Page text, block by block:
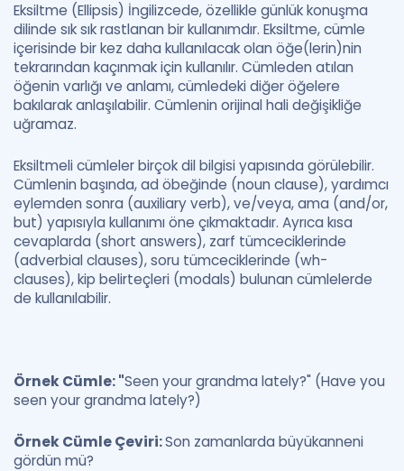
İngilizce Gramer
Eksiltme (Ellipsis) İngilizcede, özellikle günlük konuşma
dilinde sık sık rastlanan bir kullanımdır. Eksiltme, cümle
içerisinde bir kez daha kullanılacak olan öğe(lerin)nin
tekrarından kaçınmak için kullanılır. Cümleden atılan
öğenin varlığı ve anlamı, cümledeki diğer öğelere
bakılarak anlaşılabilir. Cümlenin orijinal hali değişikliğe
uğramaz.
Eksiltmeli cümleler birçok dil bilgisi yapısında görülebilir.
Cümlenin başında, ad öbeğinde (noun clause), yardımcı
eylemden sonra (auxiliary verb), ve/veya, ama (and/or,
but) yapısıyla kullanımı öne çıkmaktadır. Ayrıca kısa
cevaplarda (short answers), zarf tümceciklerinde
(adverbial clauses), soru tümceciklerinde (wh-
clauses), kip belirteçleri (modals) bulunan cümlelerde
de kullanılabilir.
Örnek Cümle: "Seen your grandma lately?" (Have you
seen your grandma lately?)
Örnek Cümle Çeviri:Son zamanlarda büyükanneni
gördün mü?